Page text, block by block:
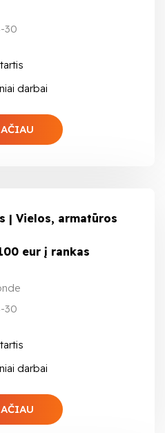
30
darbai
| Vielos, armatūros
eur į rankas
30
darbai